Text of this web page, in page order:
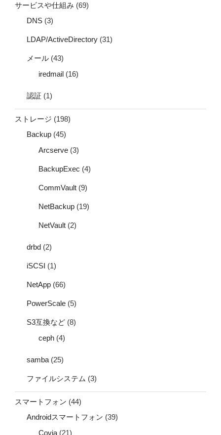
サービスや仕組み (69)
DNS (3)
LDAP/ActiveDirectory (31)
メール (43)
iredmail (16)
認証 (1)
ストレージ (198)
Backup (45)
Arcserve (3)
BackupExec (4)
CommVault (9)
NetBackup (19)
NetVault (2)
drbd (2)
iSCSI (1)
NetApp (66)
PowerScale (5)
S3互換など (8)
ceph (4)
samba (25)
ファイルシステム (3)
スマートフォン (44)
Androidスマートフォン (39)
Covia (21)